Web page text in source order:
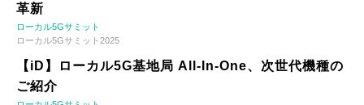
革新
ローカル5Gサミット
ローカル5Gサミット2025
【iD】ローカル5G基地局 All-In-One、次世代機種の
ご紹介